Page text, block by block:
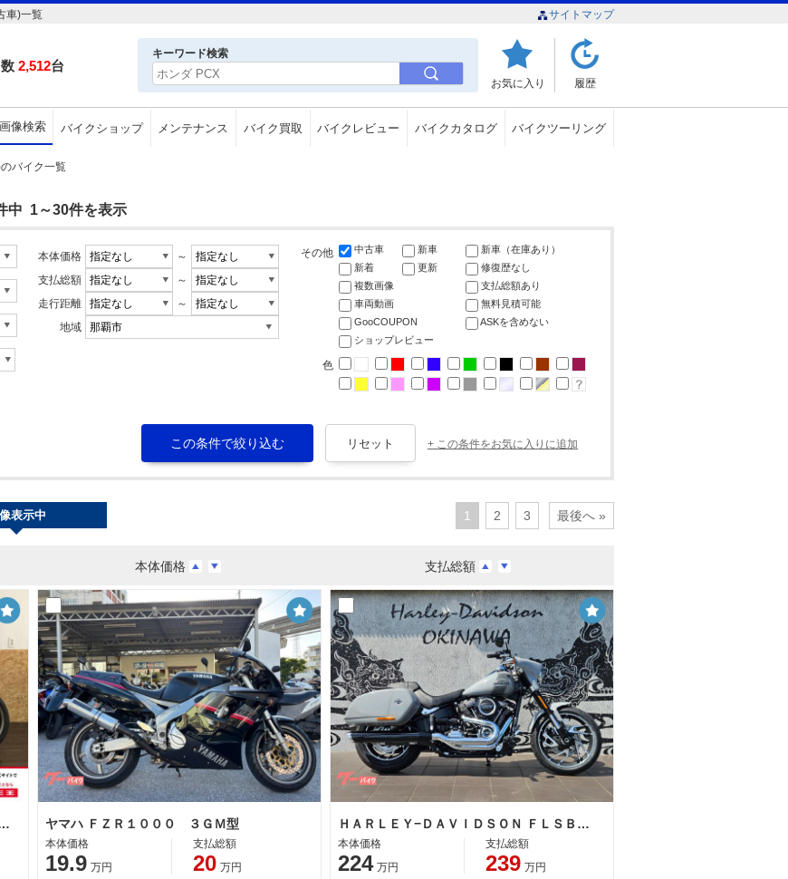
車)一覧 サイトマップ
2,512台
キーワード検索
お気に入り 履歴
画像検索 バイクショップ メンテナンス バイク買取 バイクレビュー バイクカタログ バイクツーリング
バイク一覧
中 1～30件を表示
本体価格
～
支払総額
～
走行距離
～
地域
その他 中古車 新車
新車（在庫あり）
新着
更新
修復歴なし
複数画像
支払総額あり
車両動画
無料見積可能
GooCOUPON
ASKを含めない
ショップレビュー
色
+ この条件をお気に入りに追加
1 2 3 最後へ »
本体価格 支払総額
表示中
ｐｅｒ ボルドール 社外２本出しマフラー ヤマハ ＦＺＲ１０００ ３ＧＭ型
本体価格
19.9 万円
支払総額
20 万円
ＨＡＲＬＥＹ−ＤＡＶＩＤＳＯＮ ＦＬＳＢ ソフテイル スポーツグライド
本体価格
224 万円
支払総額
239 万円